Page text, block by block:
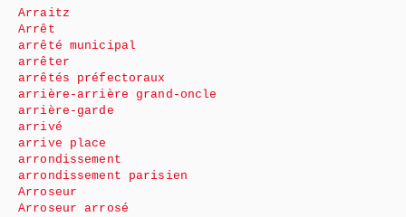
Arraitz
Arrêt
arrêté municipal
arrêter
arrêtés préfectoraux
arrière-arrière grand-oncle
arrière-garde
arrivé
arrive place
arrondissement
arrondissement parisien
Arroseur
Arroseur arrosé